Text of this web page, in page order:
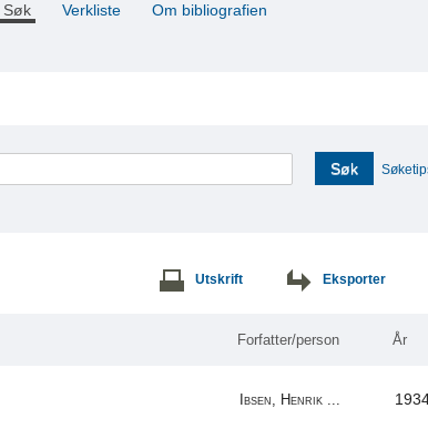
Søk Verkliste Om bibliografien
Søk
Utskrift Eksporter
Forfatter/person År
Ibsen, Henrik ...